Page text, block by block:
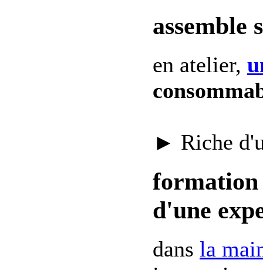
assemble
en atelier,
► Riche
formation
d'une
dans la